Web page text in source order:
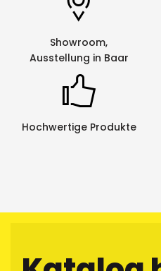
Showroom,
Ausstellung in Baar
Hochwertige Produkte